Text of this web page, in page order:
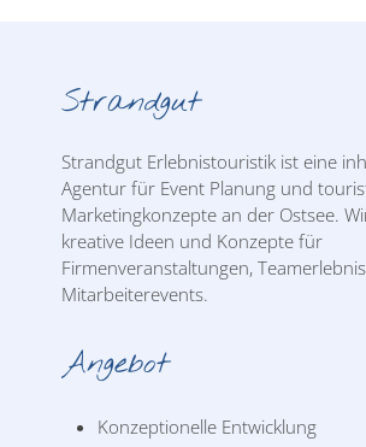
Strandgut
Strandgut Erlebnistouristik ist eine
Agentur für Event Planung und
Marketingkonzepte an der Ostsee.
kreative Ideen und Konzepte für
Firmenveranstaltungen,
Mitarbeiterevents.
Angebot
Konzeptionelle Entwicklung